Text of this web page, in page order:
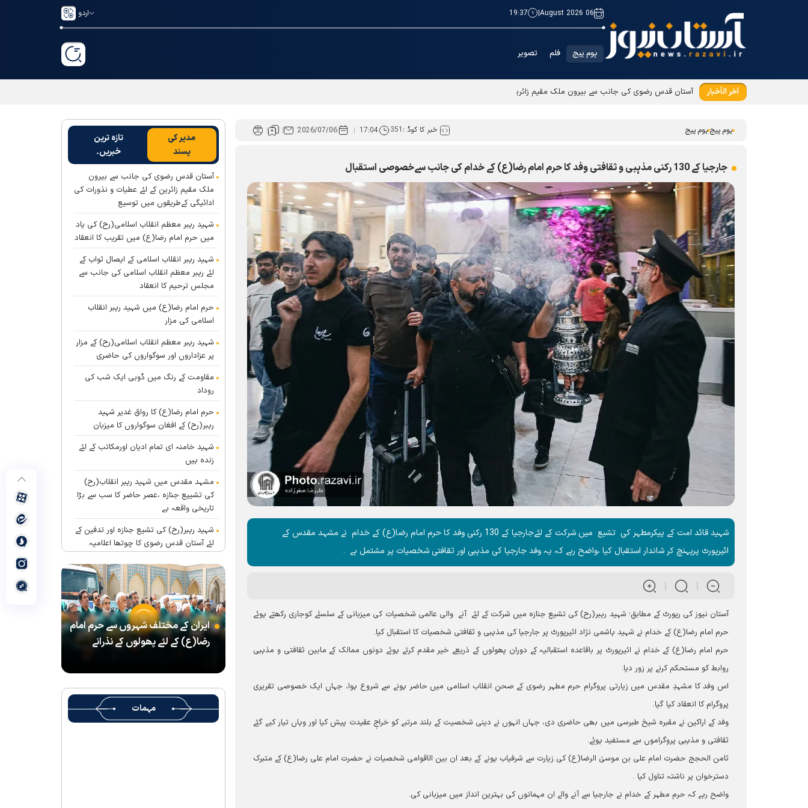
06 August 2026
|
19:37 اردو
ہوم پیج فلم تصویر
آخر الأخبار آستان قدس رضوی کی جانب سے بیرون ملک مقیم زائرین کے لئے عطیات و نذورات کی ادائیگی کےطریقوں میں توسیع
ہوم پیج ہوم پیج خبر کا کوڈ : 351
17:04
2026/07/06
جارجیا کے 130 رکنی مذہبی و ثقافتی وفد کا حرم امام رضا(ع) کے خدام کی جانب سےخصوصی استقبال
شہید قائد امت کے پیکرمطہر کی تشیع میں شرکت کے لئےجارجیا کے 130 رکنی وفد کا حرم امام رضا(ع) کے خدام نے مشہد مقدس کے
ائیرپورٹ پرپہنچ کر شاندار استقبال کیا ،واضح رہے کہ یہ وفد جارجیا کی مذہبی اور ثقافتی شخصیات پر مشتمل ہے ۔
آستان نیوز کی رپورٹ کے مطابق؛ شہید رہبر(رح) کی تشیع جنازہ میں شرکت کے لئے آنے والی عالمی شخصیات کی میزبانی کے سلسلے کوجاری رکھتے ہوئے
حرم امام رضا(ع) کے خدام نے شہید ہاشمی نژاد ائیرپورٹ پر جارجیا کی مذہبی و ثقافتی شخصیات کا استقبال کیا۔
حرم امام رضا(ع) کے خدام نے ائیرپورٹ پر باقاعدہ استقبالیہ کے دوران پھولوں کے ذریعے خیر مقدم کرتے ہوئے دونوں ممالک کے مابین ثقافتی و مذہبی
روابط کو مستحکم کرنے پر زور دیا۔
اس وفد کا مشہدِ مقدس میں زیارتی پروگرام حرم مطہر رضوی کے صحنِ انقلاب اسلامی میں حاضر ہونے سے شروع ہوا، جہاں ایک خصوصی تقریری
پروگرام کا انعقاد کیا گیا۔
وفد کے اراکین نے مقبرہ شیخ طبرسی میں بھی حاضری دی، جہاں انہوں نے دینی شخصیت کے بلند مرتبے کو خراجِ عقیدت پیش کیا اور وہاں تیار کیے گئے
ثقافتی و مذہبی پروگراموں سے مستفید ہوئے۔
ثامن الحجج حضرت امام علی بن موسیٰ الرضا(ع) کی زیارت سے شرفیاب ہونے کے بعد ان بین الاقوامی شخصیات نے حضرت امام علی رضا(ع) کے متبرک
دسترخوان پر ناشتہ تناول کیا ۔
واضح رہے کہ حرم مطہر کے خدام نے جارجیا سے آنے والے ان مہمانوں کی بہترین انداز میں میزبانی کی۔
مدیر کی
پسند
تازہ ترین
خبریں۔
آستان قدس رضوی کی جانب سے بیرون
ملک مقیم زائرین کے لئے عطیات و نذورات کی
ادائیگی کےطریقوں میں توسیع
شہید رہبر معظم انقلاب اسلامی(رح) کی یاد
میں حرم امام رضا(ع) میں تقریب کا انعقاد
شہید رہبر انقلاب اسلامی کے ایصال ثواب کے
لئے رہبر معظم انقلاب اسلامی کی جانب سے
مجلس ترحیم کا انعقاد
حرم امام رضا(ع) میں شہید رہبر انقلاب
اسلامی کی مزار
شہید رہبر معظم انقلاب اسلامی(رح) کے مزار
پر عزاداروں اور سوگواروں کی حاضری
مقاومت کے رنگ میں ڈوبی ایک شب کی
روداد
حرم امام رضا(ع) کا رواق غدیر شہید
رہبر(رح) کے افغان سوگواروں کا میزبان
شہید خامنہ ای تمام ادیان اورمکاتب کے لئے
زندہ ہيں
مشہد مقدس میں شہید رہبر انقلاب(رح)
کی تشییع جنازہ ،عصر حاضر کا سب سے بڑا
تاریخی واقعہ ہے
شہید رہبر(رح) کی تشیع جنازہ اور تدفین کے
لئے آستان قدس رضوی کا چوتھا اعلامیہ
حرم امام رضا(ع) میں واقع شہید رہبر(رح)
کے تحائف کا میوزیم اور قرآنی میوزیم کھول
دیا گیا ہے
شہید رہبر کے تشیع جنازہ میں شرکت کے لئے
آستان قدس رضوی کے متولی کا پیغام
بین الاقوامی سطح پر ’’قومو للہ‘‘ نعرے کی
پروگرام
رہبرشہید کے سوگواروں کے لئے کرامت رضوی
ایران کے مختلف شہروں سے حرم امام
رضا(ع) کے لئے پھولوں کے نذرانے
مہمات